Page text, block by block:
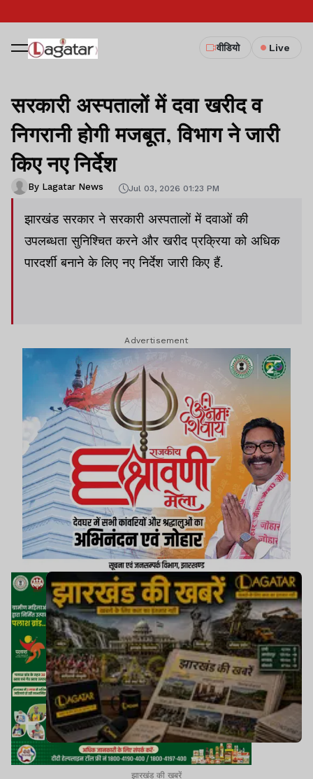
वीडियो Live
सरकारी अस्पतालों में दवा खरीद व
निगरानी होगी मजबूत, विभाग ने जारी
किए नए निर्देश
By Lagatar News Jul 03, 2026 01:23 PM
झारखंड सरकार ने सरकारी अस्पतालों में दवाओं की
उपलब्धता सुनिश्चित करने और खरीद प्रक्रिया को अधिक
पारदर्शी बनाने के लिए नए निर्देश जारी किए हैं.
Advertisement
झारखंड की खबरें